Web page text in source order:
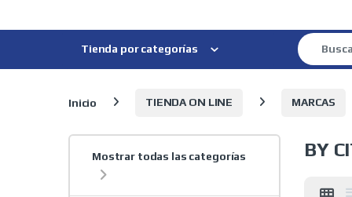
Tienda por categorías
Search for:
Inicio TIENDA ON LINE MARCAS
BY
Mostrar todas las categorías